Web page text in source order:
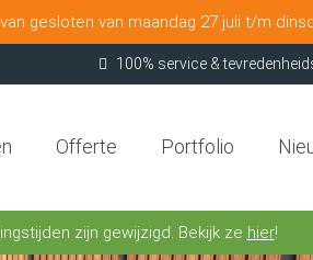
gesloten van maandag 27 juli t/m
100% service &
Offerte Portfolio
zijn gewijzigd. Bekijk ze hier!